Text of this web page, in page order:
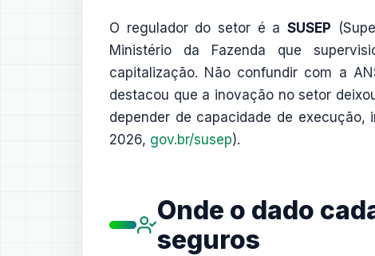
O regulador do setor é aSUSEP
Ministério da Fazenda que
capitalização. Não confundir com a
destacou que a inovação no setor
depender de capacidade de execução,
2026, gov.br/susep).
Onde o dado
seguros